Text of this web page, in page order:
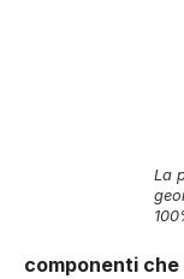
La
componenti